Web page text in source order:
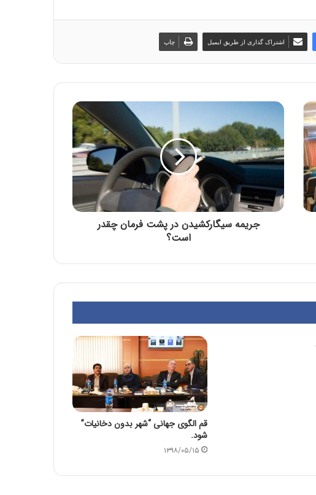
اشتراک گذاری از طریق ایمیل چاپ
جریمه سیگارکشیدن در پشت فرمان چقدر
است؟
قم الگوی جهانی “شهر بدون دخانیات”
شود.
۱۳۹۸/۰۵/۱۵